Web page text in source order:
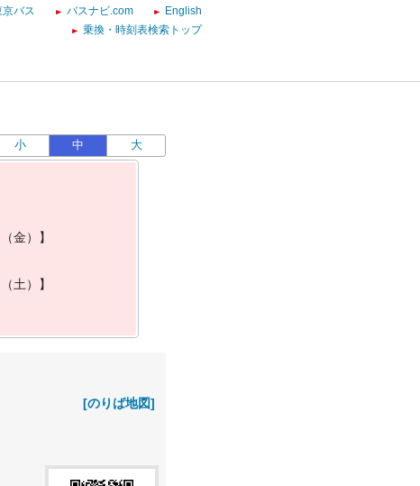
京バス バスナビ.com
English
乗換・時刻表検索トップ
小 中 大
（金）
】
（土）
】
[のりば地図]